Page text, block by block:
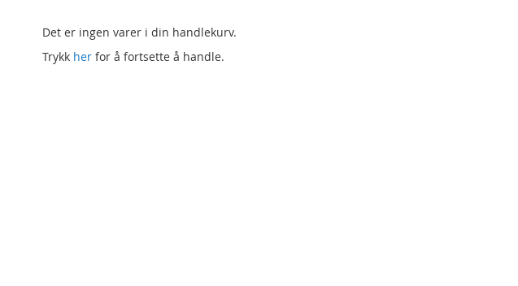
Det er ingen varer i din handlekurv.
Trykk her for å fortsette å handle.